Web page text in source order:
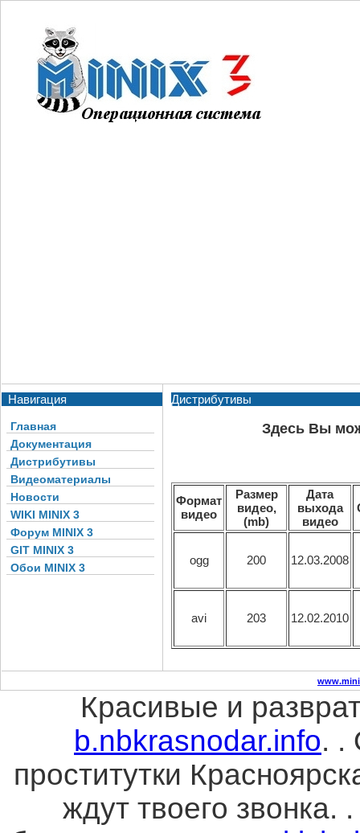
Навигация
Главная
Документация
Дистрибутивы
Видеоматериалы
Новости
WIKI MINIX 3
Форум MINIX 3
GIT MINIX 3
Обои MINIX 3
Дистрибутивы
Здесь Вы
Формат
видео
Размер
видео,
(mb)
Дата
выхода
видео
ogg 200 12.03.2008
avi 203 12.02.2010
Красивые и
b.nbkrasnodar.info. .
проститутки
ждут твоего звонка.